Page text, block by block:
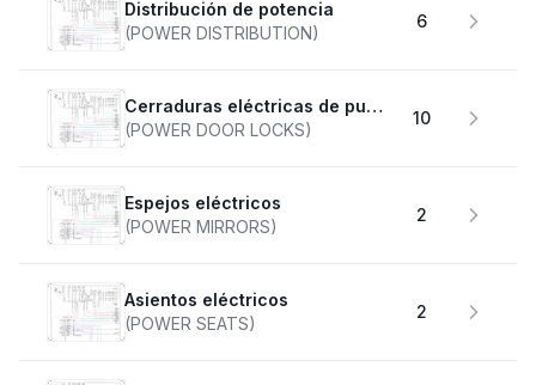
Distribución de potencia
(POWER DISTRIBUTION)
6
Cerraduras eléctricas de puertas
(POWER DOOR LOCKS)
10
Espejos eléctricos
(POWER MIRRORS)
2
Asientos eléctricos
(POWER SEATS)
2